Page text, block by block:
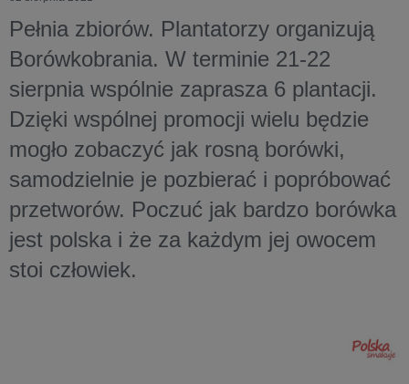
Pełnia zbiorów. Plantatorzy organizują
Borówkobrania. W terminie 21-22
sierpnia wspólnie zaprasza 6 plantacji.
Dzięki wspólnej promocji wielu będzie
mogło zobaczyć jak rosną borówki,
samodzielnie je pozbierać i popróbować
przetworów. Poczuć jak bardzo borówka
jest polska i że za każdym jej owocem
stoi człowiek.